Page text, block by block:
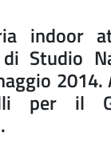
indoor
Studio
per il